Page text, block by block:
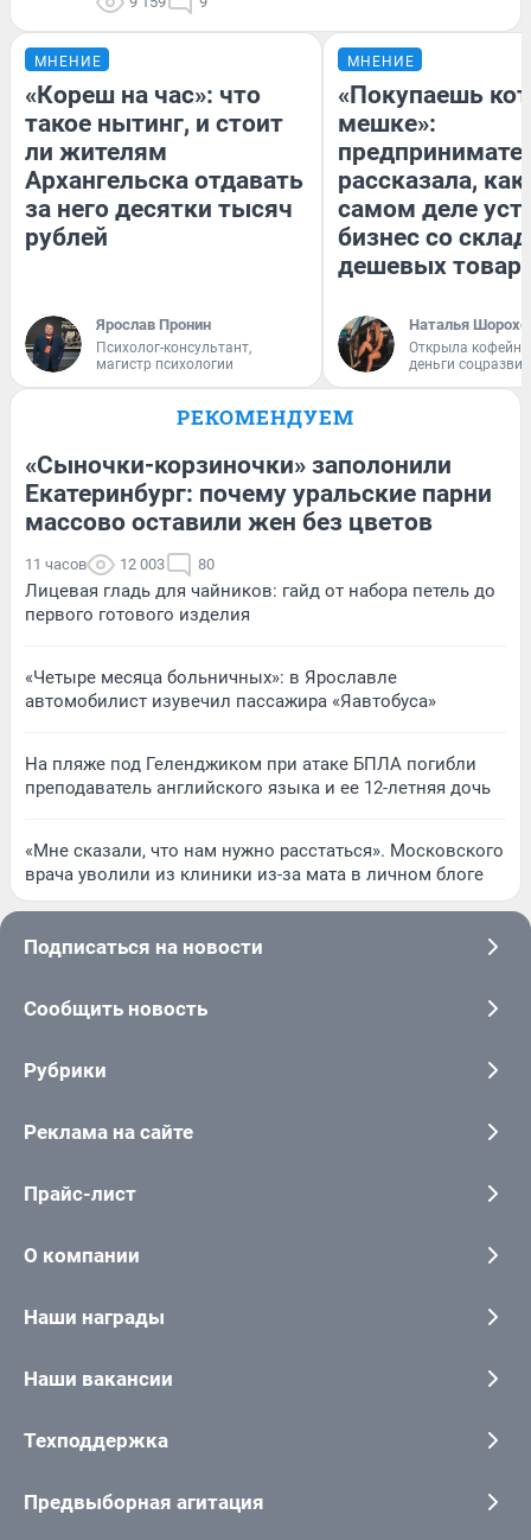
МНЕНИЕ
«Кореш на час»: что
такое нытинг, и стоит
ли жителям
Архангельска отдавать
за него десятки тысяч
рублей
Ярослав Пронин
Психолог-консультант,
магистр психологии
МНЕНИЕ
«Покупаешь
мешке»:
рассказала, как
самом деле
бизнес со
дешевых
Наталья
Открыла
деньги
РЕКОМЕНДУЕМ
«Сыночки-корзиночки» заполонили
Екатеринбург: почему уральские парни
массово оставили жен без цветов
11 часов 12 003 80
Лицевая гладь для чайников: гайд от набора петель до
первого готового изделия
«Четыре месяца больничных»: в Ярославле
автомобилист изувечил пассажира «Яавтобуса»
На пляже под Геленджиком при атаке БПЛА погибли
преподаватель английского языка и ее 12-летняя дочь
«Мне сказали, что нам нужно расстаться». Московского
врача уволили из клиники из-за мата в личном блоге
Подписаться на новости
Сообщить новость
Рубрики
Реклама на сайте
Прайс-лист
О компании
Наши награды
Наши вакансии
Техподдержка
Предвыборная агитация